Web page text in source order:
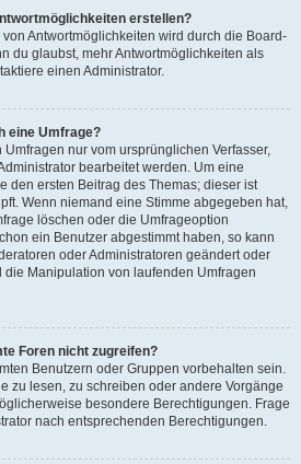
erstellen?
Antwortmöglichkeiten wird durch die Board-
du glaubst, mehr Antwortmöglichkeiten als
einen Administrator.
eine Umfrage?
nur vom ursprünglichen Verfasser,
bearbeitet werden. Um eine
den ersten Beitrag des Themas; dieser ist
Wenn niemand eine Stimme abgegeben hat,
löschen oder die Umfrageoption
ein Benutzer abgestimmt haben, so kann
oder Administratoren geändert oder
Manipulation von laufenden Umfragen
Foren nicht zugreifen?
Benutzern oder Gruppen vorbehalten sein.
zu lesen, zu schreiben oder andere Vorgänge
besondere Berechtigungen. Frage
nach entsprechenden Berechtigungen.